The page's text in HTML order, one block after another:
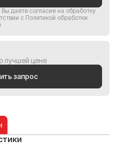
Вы даете согласие на обработку
с Политикой обработки
лучшей цене
запрос